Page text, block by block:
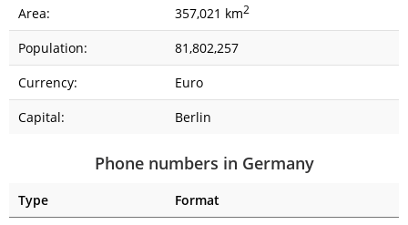
Area:
357,021 km2
Population:
81,802,257
Currency:
Euro
Capital:
Berlin
Phone numbers in Germany
Type
Format